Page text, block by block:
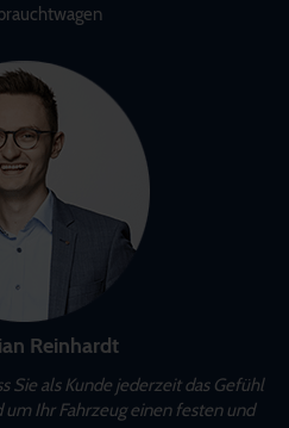
Reinhardt
Sie als Kunde jederzeit das Gefühl
Ihr Fahrzeug einen festen und